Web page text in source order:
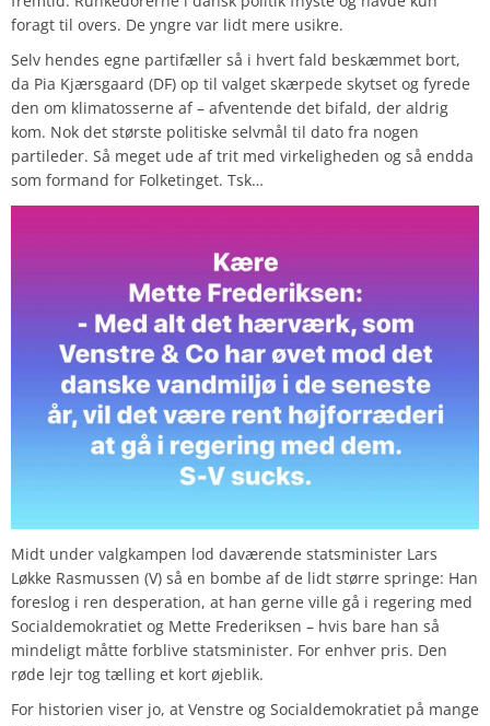
foragt til overs. De yngre var lidt mere usikre.
Selv hendes egne partifæller så i hvert fald beskæmmet bort,
da Pia Kjærsgaard (DF) op til valget skærpede skytset og fyrede
den om klimatosserne af – afventende det bifald, der aldrig
kom. Nok det største politiske selvmål til dato fra nogen
partileder. Så meget ude af trit med virkeligheden og så endda
som formand for Folketinget. Tsk…
Midt under valgkampen lod daværende statsminister Lars
Løkke Rasmussen (V) så en bombe af de lidt større springe: Han
foreslog i ren desperation, at han gerne ville gå i regering med
Socialdemokratiet og Mette Frederiksen – hvis bare han så
mindeligt måtte forblive statsminister. For enhver pris. Den
røde lejr tog tælling et kort øjeblik.
For historien viser jo, at Venstre og Socialdemokratiet på mange